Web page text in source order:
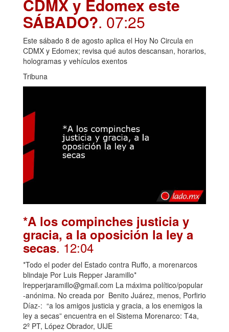
CDMX y Edomex este
SÁBADO?. 07:25
Este sábado 8 de agosto aplica el Hoy No Circula en
CDMX y Edomex; revisa qué autos descansan, horarios,
hologramas y vehículos exentos
Tribuna
*A los compinches justicia y
gracia, a la oposición la ley a
secas. 12:04
*Todo el poder del Estado contra Ruffo, a morenarcos
blindaje Por Luis Repper Jaramillo*
lrepperjaramillo@gmail.com La máxima político/popular
-anónima. No creada por Benito Juárez, menos, Porfirio
Díaz-: “a los amigos justicia y gracia, a los enemigos la
ley a secas” encuentra en el Sistema Morenarco: T4a,
2º PT, López Obrador, UIJE